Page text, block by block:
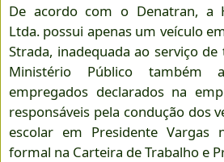
De acordo com o Denatran, a
Ltda. possui apenas um veículo
Strada, inadequada ao serviço
Ministério Público também
empregados declarados na
responsáveis pela condução dos
escolar em Presidente Vargas
formal na Carteira de Trabalho e